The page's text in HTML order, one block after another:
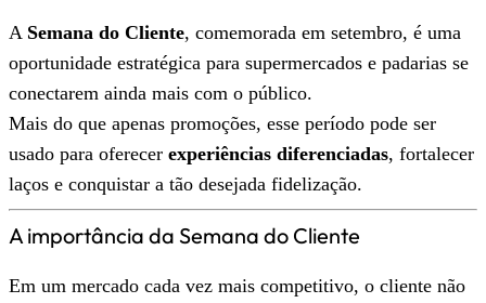
A Semana do Cliente, comemorada em setembro, é uma
oportunidade estratégica para supermercados e padarias se
conectarem ainda mais com o público.
Mais do que apenas promoções, esse período pode ser
usado para oferecer experiências diferenciadas, fortalecer
laços e conquistar a tão desejada fidelização.
A importância da Semana do Cliente
Em um mercado cada vez mais competitivo, o cliente não